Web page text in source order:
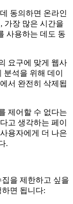
동의하면 온라인
가장 많은 시간을
사용하는 데도 동
요구에 맞게 웹사
석을 위해 데이
서 완전히 삭제됩
제어할 수 없다는
고 생각하는 페이
용자에게 더 나은
.
을 제한하고 싶을
면 됩니다: